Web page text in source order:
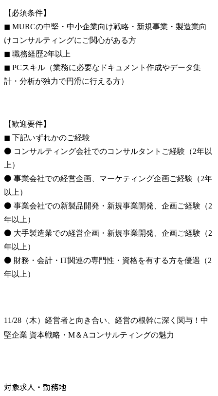
【必須条件】
◼ MURCの中堅・中小企業向け戦略・新規事業・製造業向
けコンサルティングにご関心がある方
◼ 職務経歴2年以上
◼ PCスキル（業務に必要なドキュメント作成やデータ集
計・分析が独力で円滑に行える方）
【歓迎要件】
◼ 下記いずれかのご経験
⚫ コンサルティング会社でのコンサルタントご経験（2年以
上）
⚫ 事業会社での経営企画、マーケティング企画ご経験（2年
以上）
⚫ 事業会社での新製品開発・新規事業開発、企画ご経験（2
年以上）
⚫ 大手製造業での経営企画・新規事業開発、企画ご経験（2
年以上）
⚫ 財務・会計・IT関連の専門性・資格を有する方を優遇（2
年以上）
11/28（木）経営者と向き合い、経営の根幹に深く関与！中
堅企業 資本戦略・M＆Aコンサルティングの魅力
対象求人・勤務地